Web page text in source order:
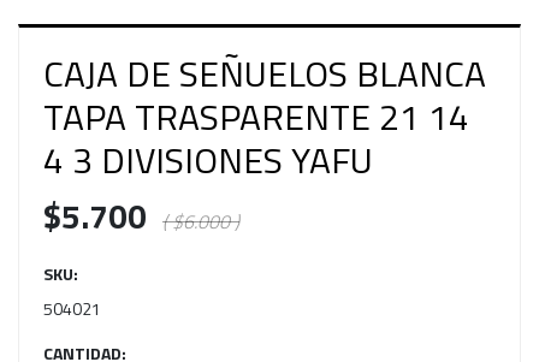
CAJA DE SEÑUELOS BLANCA
TAPA TRASPARENTE 21 14
4 3 DIVISIONES YAFU
$5.700 ( $6.000 )
SKU:
504021
CANTIDAD: